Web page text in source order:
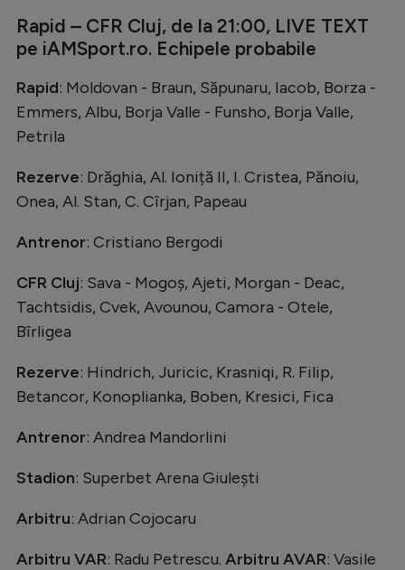
Rapid – CFR Cluj, de la 21:00, LIVE TEXT
pe iAMSport.ro. Echipele probabile
Rapid: Moldovan - Braun, Săpunaru, Iacob, Borza -
Emmers, Albu, Borja Valle - Funsho, Borja Valle,
Petrila
Rezerve: Drăghia, Al. Ioniță II, I. Cristea, Pănoiu,
Onea, Al. Stan, C. Cîrjan, Papeau
Antrenor: Cristiano Bergodi
CFR Cluj: Sava - Mogoș, Ajeti, Morgan - Deac,
Tachtsidis, Cvek, Avounou, Camora - Otele,
Bîrligea
Rezerve: Hindrich, Juricic, Krasniqi, R. Filip,
Betancor, Konoplianka, Boben, Kresici, Fica
Antrenor: Andrea Mandorlini
Stadion: Superbet Arena Giulești
Arbitru: Adrian Cojocaru
Arbitru VAR: Radu Petrescu. Arbitru AVAR: Vasile